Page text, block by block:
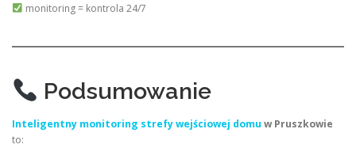
monitoring = kontrola 24/7
Podsumowanie
Inteligentny monitoring strefy wejściowej domu w Pruszkowie
to: